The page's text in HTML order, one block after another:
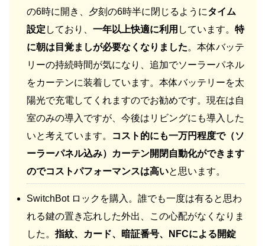
の6時に開き、夕刻の6時半に閉じるようにタイム
設定 しており、 一年以上快適に利用 しています。 特
に朝は目覚ましが必要なくなりました。本体バッテ
リーの持続時間が気になり、追加でソーラーパネル
をカーテンに装着しています。本体バッテリーを太
陽光で充電してくれますのでお勧めです。現在は自
室のみの導入ですが、今後はリビングにも導入した
いと考えています。
コスト的にも一万円程度で（ソ
ーラーパネル込み）カーテン開閉自動化ができます
のでコストパフォーマンスは高いと思います。
SwitchBot ロックを購入。誰でも一度は有ると思わ
れる鍵の置き忘れした外出、この心配がなくなりま
した。指紋、カード、暗証番号、NFCによる開錠